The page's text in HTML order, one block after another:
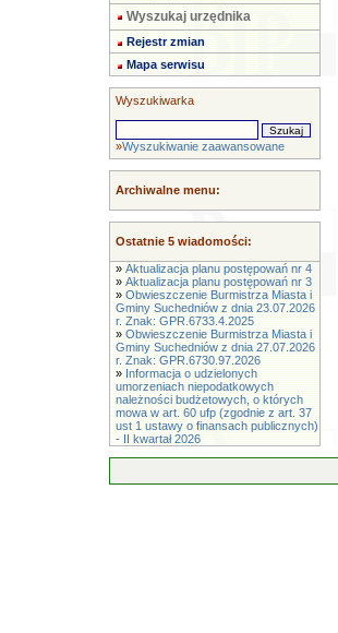
Wyszukaj urzędnika
Rejestr zmian
Mapa serwisu
Wyszukiwarka
»Wyszukiwanie zaawansowane
Archiwalne menu:
Ostatnie 5 wiadomości:
» Aktualizacja planu postępowań nr 4
» Aktualizacja planu postępowań nr 3
» Obwieszczenie Burmistrza Miasta i
Gminy Suchedniów z dnia 23.07.2026
r. Znak: GPR.6733.4.2025
» Obwieszczenie Burmistrza Miasta i
Gminy Suchedniów z dnia 27.07.2026
r. Znak: GPR.6730.97.2026
» Informacja o udzielonych
umorzeniach niepodatkowych
należności budżetowych, o których
mowa w art. 60 ufp (zgodnie z art. 37
ust 1 ustawy o finansach publicznych)
- II kwartał 2026